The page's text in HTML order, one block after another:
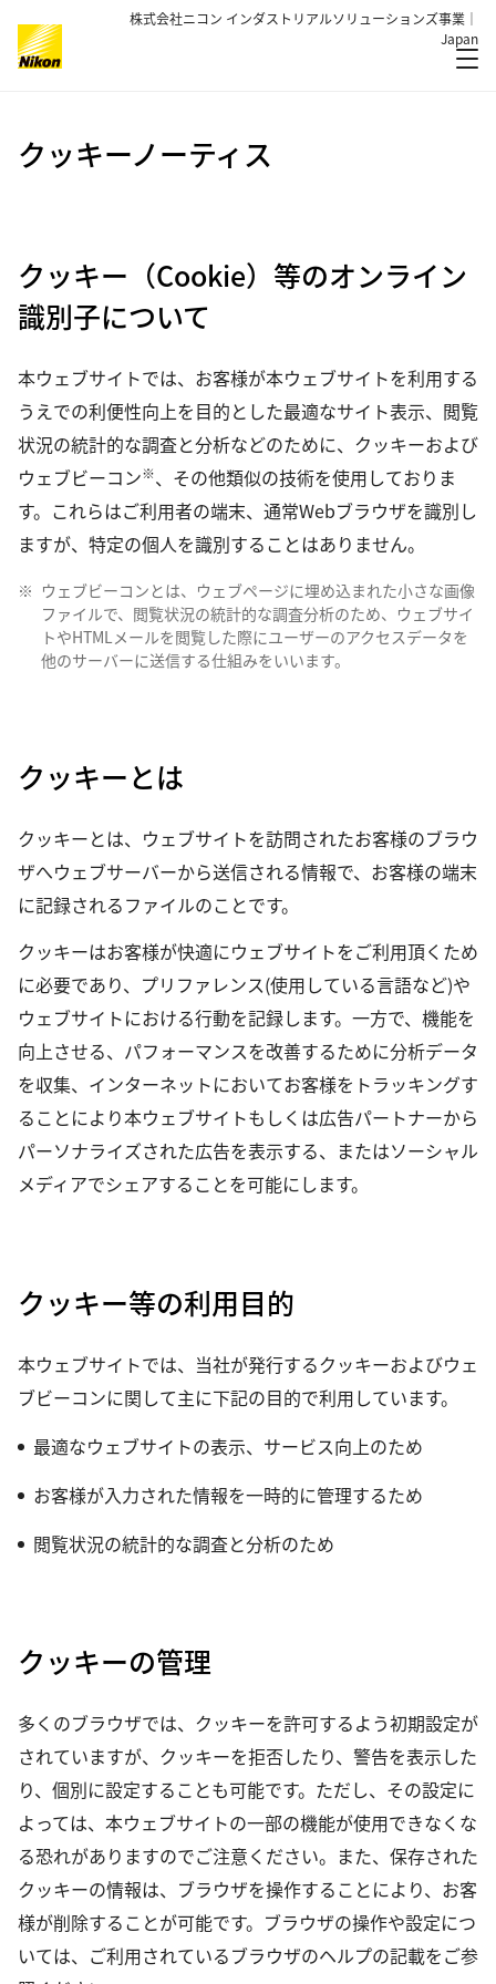
株式会社ニコン インダストリアルソリューションズ事業｜
Japan
メ
クッキーノーティス
クッキー（Cookie）等のオンライン
識別子について
本ウェブサイトでは、お客様が本ウェブサイトを利用する
うえでの利便性向上を目的とした最適なサイト表示、閲覧
状況の統計的な調査と分析などのために、クッキーおよび
ウェブビーコン※、その他類似の技術を使用しておりま
す。これらはご利用者の端末、通常Webブラウザを識別し
ますが、特定の個人を識別することはありません。
※ ウェブビーコンとは、ウェブページに埋め込まれた小さな画像
ファイルで、閲覧状況の統計的な調査分析のため、ウェブサイ
トやHTMLメールを閲覧した際にユーザーのアクセスデータを
他のサーバーに送信する仕組みをいいます。
クッキーとは
クッキーとは、ウェブサイトを訪問されたお客様のブラウ
ザへウェブサーバーから送信される情報で、お客様の端末
に記録されるファイルのことです。
クッキーはお客様が快適にウェブサイトをご利用頂くため
に必要であり、プリファレンス(使用している言語など)や
ウェブサイトにおける行動を記録します。一方で、機能を
向上させる、パフォーマンスを改善するために分析データ
を収集、インターネットにおいてお客様をトラッキングす
ることにより本ウェブサイトもしくは広告パートナーから
パーソナライズされた広告を表示する、またはソーシャル
メディアでシェアすることを可能にします。
クッキー等の利用目的
本ウェブサイトでは、当社が発行するクッキーおよびウェ
ブビーコンに関して主に下記の目的で利用しています。
最適なウェブサイトの表示、サービス向上のため
お客様が入力された情報を一時的に管理するため
閲覧状況の統計的な調査と分析のため
クッキーの管理
多くのブラウザでは、クッキーを許可するよう初期設定が
されていますが、クッキーを拒否したり、警告を表示した
り、個別に設定することも可能です。ただし、その設定に
よっては、本ウェブサイトの一部の機能が使用できなくな
る恐れがありますのでご注意ください。また、保存された
クッキーの情報は、ブラウザを操作することにより、お客
様が削除することが可能です。ブラウザの操作や設定につ
いては、ご利用されているブラウザのヘルプの記載をご参